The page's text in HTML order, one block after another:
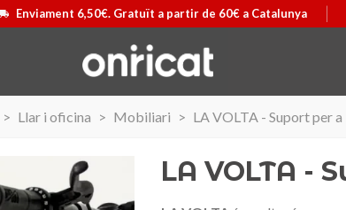
Enviament 6,50€. Gratuït a partir de 60€ a Catalunya
> Llar i oficina > Mobiliari > LA VOLTA - Suport per
LA VOLTA -